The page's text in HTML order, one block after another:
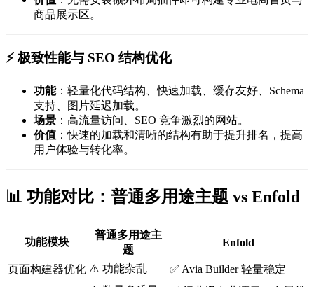
商品展示区。
⚡ 极致性能与 SEO 结构优化
功能：轻量化代码结构、快速加载、缓存友好、Schema
支持、图片延迟加载。
场景 ：高流量访问、SEO 竞争激烈的网站。
价值 ：快速的加载和清晰的结构有助于提升排名，提高
用户体验与转化率。
📊 功能对比：普通多用途主题 vs Enfold
功能模块
普通多用途主
题
Enfold
页面构建器优化 ⚠️ 功能杂乱 ✅ Avia Builder 轻量稳定